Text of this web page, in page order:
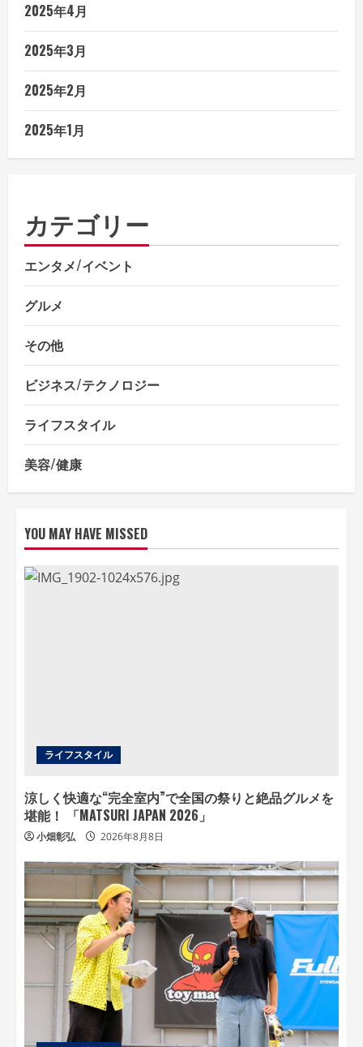
2025年4月
2025年3月
2025年2月
2025年1月
カテゴリー
エンタメ/イベント
グルメ
その他
ビジネス/テクノロジー
ライフスタイル
美容/健康
YOU MAY HAVE MISSED
ライフスタイル
涼しく快適な“完全室内”で全国の祭りと絶品グルメを
堪能！ 「MATSURI JAPAN 2026」
小畑彰弘 2026年8月8日